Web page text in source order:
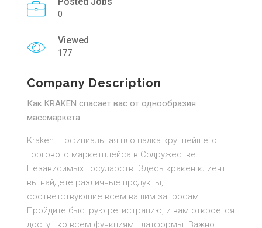
0
Viewed
177
Company Description
Как KRAKEN спасает вас от однообразия
массмаркета
Kraken – официальная площадка крупнейшего
торгового маркетплейса в Содружестве
Независимых Государств. Здесь кракен клиент
вы найдете различные продукты,
соответствующие всем вашим запросам.
Пройдите быструю регистрацию, и вам откроется
доступ ко всем функциям платформы. Важно